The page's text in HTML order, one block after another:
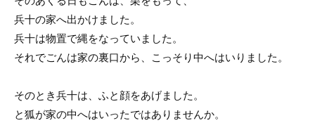
兵十の家へ出かけました。
兵十は物置で縄をなっていました。
それでごんは家の裏口から、こっそり中へはいりました。
そのとき兵十は、ふと顔をあげました。
と狐が家の中へはいったではありませんか。